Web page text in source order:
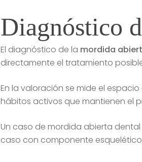
Diagnóstico
El diagnóstico de la mordida
directamente el tratamiento
En la valoración se mide el
hábitos activos que mantienen el
Un caso de mordida abierta
caso con componente